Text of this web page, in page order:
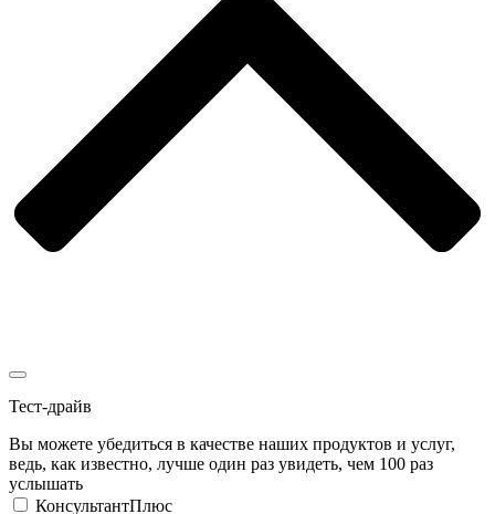
Тест-драйв
Вы можете убедиться в качестве наших продуктов и услуг,
ведь, как известно, лучше один раз увидеть, чем 100 раз
услышать
КонсультантПлюс